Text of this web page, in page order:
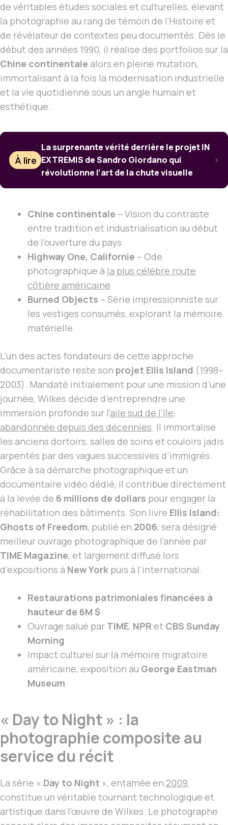
de véritables études sociales et culturelles, élevant
la photographie au rang de témoin de l’Histoire et
de révélateur de contextes peu documentés. Dès le
début des années 1990, il réalise des portfolios sur la
Chine continentale alors en pleine mutation,
immortalisant à la fois la modernisation industrielle
et la vie quotidienne sous un angle humain et
esthétique.
À lire
La surprenante vérité derrière le projet IN
EXTREMIS de Sandro Giordano qui
révolutionne l’art de la chute visuelle
Chine continentale – Vision du contraste
entre tradition et industrialisation au début
de l’ouverture du pays
Highway One, Californie – Ode
photographique à la plus célèbre route
côtière américaine
Burned Objects – Série impressionniste sur
les vestiges consumés, explorant la mémoire
matérielle
L’un des actes fondateurs de cette approche
documentariste reste son projet Ellis Island (1998–
2003). Mandaté initialement pour une mission d’une
journée, Wilkes décide d’entreprendre une
immersion profonde sur l’aile sud de l’île,
abandonnée depuis des décennies. Il immortalise
les anciens dortoirs, salles de soins et couloirs jadis
arpentés par des vagues successives d’immigrés.
Grâce à sa démarche photographique et un
documentaire vidéo dédié, il contribue directement
à la levée de 6 millions de dollars pour engager la
réhabilitation des bâtiments. Son livre Ellis Island:
Ghosts of Freedom, publié en 2006, sera désigné
meilleur ouvrage photographique de l’année par
TIME Magazine, et largement diffusé lors
d’expositions à New York puis à l’international.
Restaurations patrimoniales financées à
hauteur de 6M $
Ouvrage salué par TIME, NPR et CBS Sunday
Morning
Impact culturel sur la mémoire migratoire
américaine, exposition au George Eastman
Museum
« Day to Night » : la
photographie composite au
service du récit
La série « Day to Night », entamée en 2009,
constitue un véritable tournant technologique et
artistique dans l’œuvre de Wilkes. Le photographe